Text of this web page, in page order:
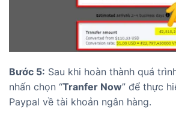
Bước 5: Sau khi hoàn thành quá
nhấn chọn “Tranfer Now” để thực
Paypal về tài khoản ngân hàng.